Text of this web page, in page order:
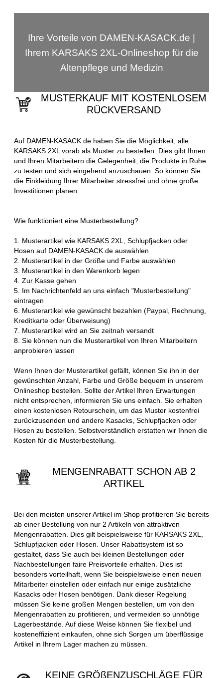
Ihre Vorteile von DAMEN-KASACK.de |
Ihrem KARSAKS 2XL-Onlineshop für die
Altenpflege und Medizin
MUSTERKAUF MIT KOSTENLOSEM
RÜCKVERSAND
Auf DAMEN-KASACK.de haben Sie die Möglichkeit, alle
KARSAKS 2XL vorab als Muster zu bestellen. Dies gibt Ihnen
und Ihren Mitarbeitern die Gelegenheit, die Produkte in Ruhe
zu testen und sich eingehend anzuschauen. So können Sie
die Einkleidung Ihrer Mitarbeiter stressfrei und ohne große
Investitionen planen.
Wie funktioniert eine Musterbestellung?
1. Musterartikel wie KARSAKS 2XL, Schlupfjacken oder
Hosen auf DAMEN-KASACK.de auswählen
2. Musterartikel in der Größe und Farbe auswählen
3. Musterartikel in den Warenkorb legen
4. Zur Kasse gehen
5. Im Nachrichtenfeld an uns einfach "Musterbestellung"
eintragen
6. Musterartikel wie gewünscht bezahlen (Paypal, Rechnung,
Kreditkarte oder Überweisung)
7. Musterartikel wird an Sie zeitnah versandt
8. Sie können nun die Musterartikel von Ihren Mitarbeitern
anprobieren lassen
Wenn Ihnen der Musterartikel gefällt, können Sie ihn in der
gewünschten Anzahl, Farbe und Größe bequem in unserem
Onlineshop bestellen. Sollte der Artikel Ihren Erwartungen
nicht entsprechen, informieren Sie uns einfach. Sie erhalten
einen kostenlosen Retourschein, um das Muster kostenfrei
zurückzusenden und andere Kasacks, Schlupfjacken oder
Hosen zu bestellen. Selbstverständlich erstatten wir Ihnen die
Kosten für die Musterbestellung.
MENGENRABATT SCHON AB 2
ARTIKEL
Bei den meisten unserer Artikel im Shop profitieren Sie bereits
ab einer Bestellung von nur 2 Artikeln von attraktiven
Mengenrabatten. Dies gilt beispielsweise für KARSAKS 2XL,
Schlupfjacken oder Hosen. Unser Rabattsystem ist so
gestaltet, dass Sie auch bei kleinen Bestellungen oder
Nachbestellungen faire Preisvorteile erhalten. Dies ist
besonders vorteilhaft, wenn Sie beispielsweise einen neuen
Mitarbeiter einstellen oder einfach nur einige zusätzliche
Kasacks oder Hosen benötigen. Dank dieser Regelung
müssen Sie keine großen Mengen bestellen, um von den
Mengenrabatten zu profitieren, und vermeiden so unnötige
Lagerbestände. Auf diese Weise können Sie flexibel und
kosteneffizient einkaufen, ohne sich Sorgen um überflüssige
Artikel in Ihrem Lager machen zu müssen.
KEINE GRÖßENZUSCHLÄGE FÜR